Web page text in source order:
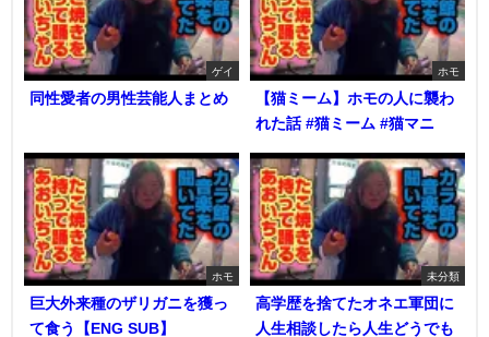
ゲイ
同性愛者の男性芸能人まとめ
ホモ
【猫ミーム】ホモの人に襲わ
れた話 #猫ミーム #猫マニ
ホモ
巨大外来種のザリガニを獲っ
て食う【ENG SUB】
未分類
高学歴を捨てたオネエ軍団に
人生相談したら人生どうでも